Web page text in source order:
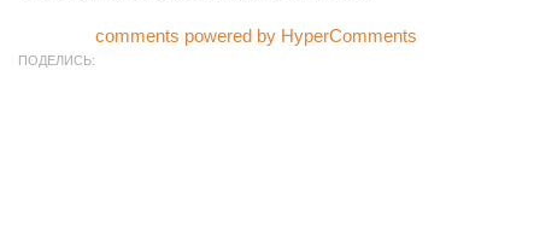
comments powered by HyperComments
ПОДЕЛИСЬ: